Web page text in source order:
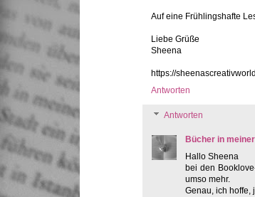
Auf eine Frühlingshafte
Liebe Grüße
Sheena
https://
Antworten
Antworten
Bücher in
Hallo Sheena
bei den
umso mehr.
Genau, ich hoffe,